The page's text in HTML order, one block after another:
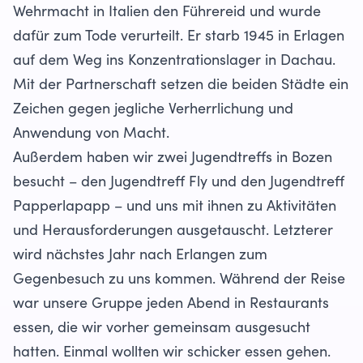
Wehrmacht in Italien den Führereid und wurde
dafür zum Tode verurteilt. Er starb 1945 in Erlagen
auf dem Weg ins Konzentrationslager in Dachau.
Mit der Partnerschaft setzen die beiden Städte ein
Zeichen gegen jegliche Verherrlichung und
Anwendung von Macht.
Außerdem haben wir zwei Jugendtreffs in Bozen
besucht – den Jugendtreff Fly und den Jugendtreff
Papperlapapp – und uns mit ihnen zu Aktivitäten
und Herausforderungen ausgetauscht. Letzterer
wird nächstes Jahr nach Erlangen zum
Gegenbesuch zu uns kommen. Während der Reise
war unsere Gruppe jeden Abend in Restaurants
essen, die wir vorher gemeinsam ausgesucht
hatten. Einmal wollten wir schicker essen gehen.